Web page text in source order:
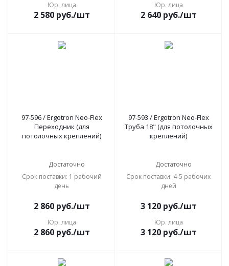
Юр. лица
2 580руб./шт
Юр. лица
2 640руб./шт
97-596 / Ergotron Neo-Flex
Переходник (для
потолочных креплений)
Достаточно
Срок поставки: 1 рабочий
день
2 860руб./шт
Юр. лица
2 860руб./шт
97-593 / Ergotron Neo-Flex
Труба 18" (для потолочных
креплений)
Достаточно
Срок поставки: 4-5 рабочих
дней
3 120руб./шт
Юр. лица
3 120руб./шт